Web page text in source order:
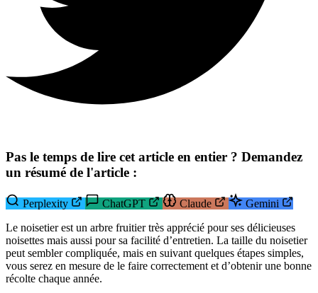
Pas le temps de lire cet article en entier ? Demandez
un résumé de l'article :
Perplexity ChatGPT Claude
Gemini
Le noisetier est un arbre fruitier très apprécié pour ses délicieuses
noisettes mais aussi pour sa facilité d’entretien. La taille du noisetier
peut sembler compliquée, mais en suivant quelques étapes simples,
vous serez en mesure de le faire correctement et d’obtenir une bonne
récolte chaque année.